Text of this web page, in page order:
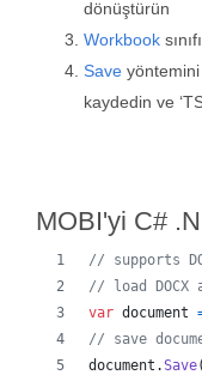
dönüştürün
Workbook
Save
kaydedin ve
MOBI'yi C#
// supports
// load
var document
// save
document .Save(